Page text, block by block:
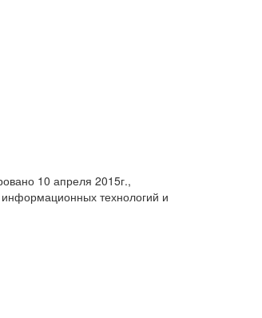
10 апреля 2015г.,
технологий и